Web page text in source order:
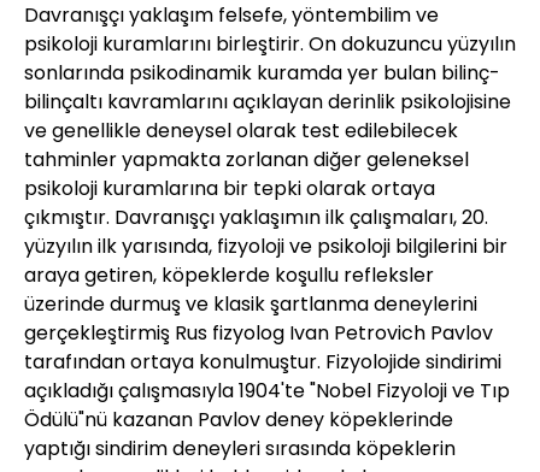
Davranışçı yaklaşım felsefe, yöntembilim ve
psikoloji kuramlarını birleştirir. On dokuzuncu yüzyılın
sonlarında psikodinamik kuramda yer bulan bilinç-
bilinçaltı kavramlarını açıklayan derinlik psikolojisine
ve genellikle deneysel olarak test edilebilecek
tahminler yapmakta zorlanan diğer geleneksel
psikoloji kuramlarına bir tepki olarak ortaya
çıkmıştır. Davranışçı yaklaşımın ilk çalışmaları, 20.
yüzyılın ilk yarısında, fizyoloji ve psikoloji bilgilerini bir
araya getiren, köpeklerde koşullu refleksler
üzerinde durmuş ve klasik şartlanma deneylerini
gerçekleştirmiş Rus fizyolog Ivan Petrovich Pavlov
tarafından ortaya konulmuştur. Fizyolojide sindirimi
açıkladığı çalışmasıyla 1904'te "Nobel Fizyoloji ve Tıp
Ödülü"nü kazanan Pavlov deney köpeklerinde
yaptığı sindirim deneyleri sırasında köpeklerin